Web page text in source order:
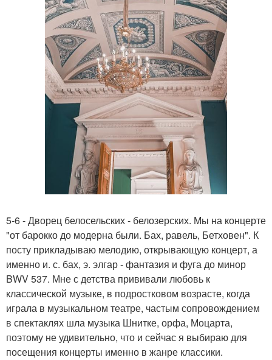
5-6 - Дворец белосельских - белозерских. Мы на концерте
"от барокко до модерна были. Бах, равель, Бетховен". К
посту прикладываю мелодию, открывающую концерт, а
именно и. с. бах, э. элгар - фантазия и фуга до минор
BWV 537. Мне с детства прививали любовь к
классической музыке, в подростковом возрасте, когда
играла в музыкальном театре, частым сопровождением
в спектаклях шла музыка Шнитке, орфа, Моцарта,
поэтому не удивительно, что и сейчас я выбираю для
посещения концерты именно в жанре классики.